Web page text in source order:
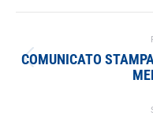
TRA
COMUNICATO